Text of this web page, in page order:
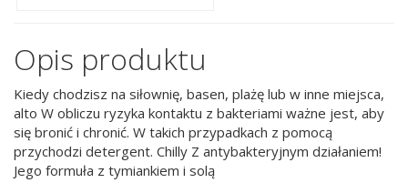
Opis produktu
Kiedy chodzisz na siłownię, basen, plażę lub w inne miejsca,
alto W obliczu ryzyka kontaktu z bakteriami ważne jest, aby
się bronić i chronić. W takich przypadkach z pomocą
przychodzi detergent. Chilly Z antybakteryjnym działaniem!
Jego formuła z tymiankiem i solą